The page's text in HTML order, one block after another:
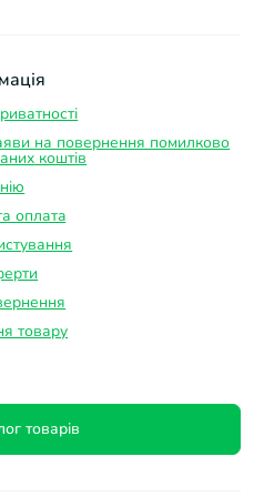
у будь-якому зручному
термофарба на
залежно від поточної
добре помітні
ж помітить недобре, у
режиму
з Pet24! У
підводного світу:
зроблять його
на повернення помилково
коштів
оплатa
товару
товарів